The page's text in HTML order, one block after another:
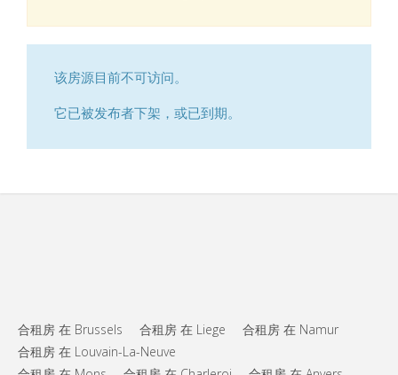
该房源目前不可访问。
它已被发布者下架，或已到期。
合租房 在 Brussels 合租房 在 Liege
合租房 在 Namur
合租房 在 Louvain-La-Neuve